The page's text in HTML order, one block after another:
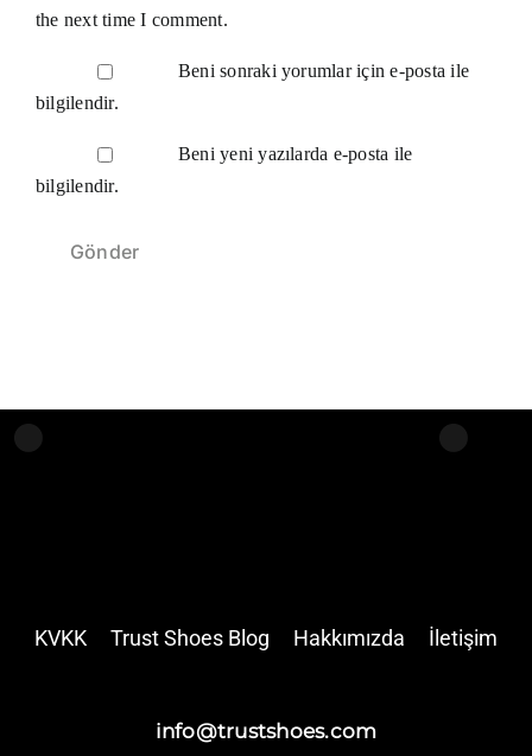
the next time I comment.
Beni sonraki yorumlar için e-posta ile
bilgilendir.
Beni yeni yazılarda e-posta ile
bilgilendir.
KVKK Trust Shoes Blog Hakkımızda İletişim
info@trustshoes.com